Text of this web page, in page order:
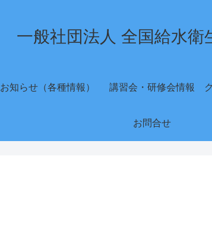
一般社団法人 全国給水衛
お知らせ（各種情報） 講習会・研修会情報
お問合せ